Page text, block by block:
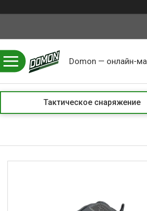
Domon — онлайн-
Тактическое снаряжение